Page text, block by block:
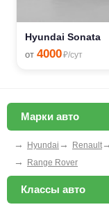
Hyundai Sonata
от 4000₽/сут
Марки авто
→ Hyundai → Renault →
→ Range Rover
Классы авто